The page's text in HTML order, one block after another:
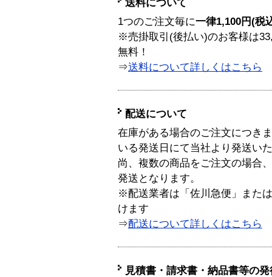
送料について
1つのご注文毎に一律1,100円(税
※売掛取引(後払い)のお客様は
無料！
⇒送料について詳しくはこちら
配送について
在庫がある場合のご注文につき
いる発送日にて当社より発送い
尚、複数の商品をご注文の場合
発送となります。
※配送業者は「佐川急便」また
けます
⇒配送について詳しくはこちら
見積書・請求書・納品書等の